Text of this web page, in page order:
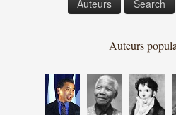
Auteurs Search
Auteurs